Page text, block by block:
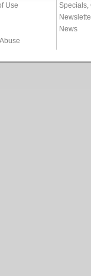
Use
Specials,
News